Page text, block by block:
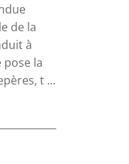
de la
à
la
t ...